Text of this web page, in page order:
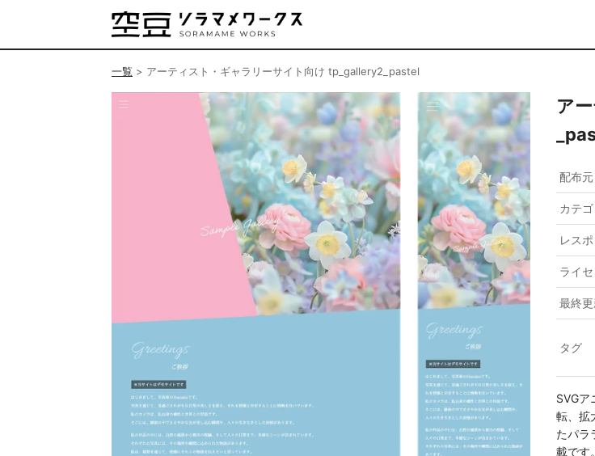
一覧 > アーティスト・ギャラリーサイト向け tp_gallery2_pastel
ア
配布元
カテゴ
レス
ライ
最終
タグ
SVGア
転、拡
たパラ
載です